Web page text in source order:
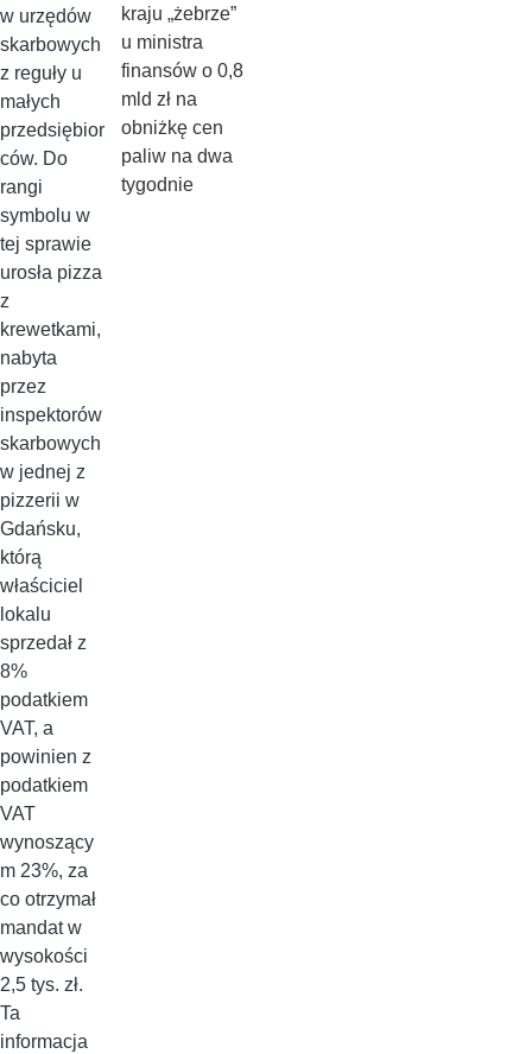
w urzędów
skarbowych
z reguły u
małych
przedsiębior
ców. Do
rangi
symbolu w
tej sprawie
urosła pizza
z
krewetkami,
nabyta
przez
inspektorów
skarbowych
w jednej z
pizzerii w
Gdańsku,
którą
właściciel
lokalu
sprzedał z
8%
podatkiem
VAT, a
powinien z
podatkiem
VAT
wynoszący
m 23%, za
co otrzymał
mandat w
wysokości
2,5 tys. zł.
Ta
informacja
kraju „żebrze”
u ministra
finansów o 0,8
mld zł na
obniżkę cen
paliw na dwa
tygodnie